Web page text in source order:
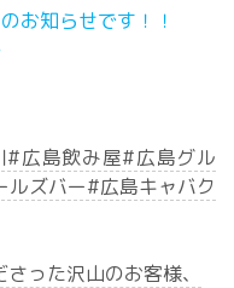
ン
お知らせです！！
#広島飲み屋#広島グル
ズバー#広島キャバク
った沢山のお客様、